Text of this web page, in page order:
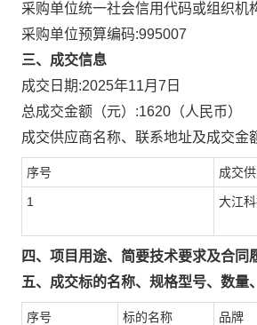
采购单位统一社会信用代码或组织机
采购单位预算编码:995007
三、成交信息
成交日期:2025年11月7日
总成交金额（元）:1620 （人民币）
成交供应商名称、联系地址及成交金
序号 成交
1 大江
四、项目用途、简要技术要求及合同
五、成交标的名称、规格型号、数量
序号 标的名称 品牌